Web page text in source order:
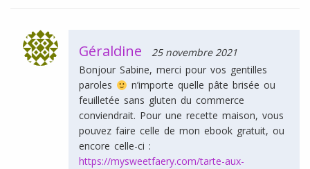
Géraldine
25 novembre 2021
Bonjour Sabine, merci pour vos gentilles
paroles
n’importe quelle pâte brisée ou
feuilletée sans gluten du commerce
conviendrait. Pour une recette maison, vous
pouvez faire celle de mon ebook gratuit, ou
encore celle-ci :
https://mysweetfaery.com/tarte-aux-